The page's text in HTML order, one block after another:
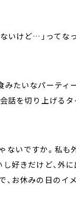
いけど…」ってな
たいなパーティ
話を切り上げる
ないですか。私
し好きだけど、外
、お休みの日のイ